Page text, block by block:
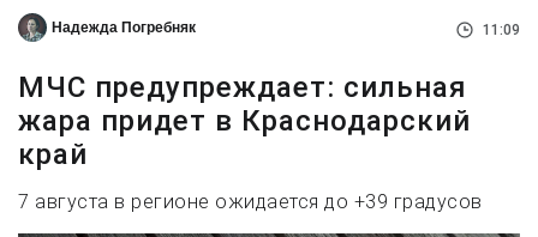
Надежда Погребняк 11:09
МЧС предупреждает: сильная
жара придет в Краснодарский
край
7 августа в регионе ожидается до +39 градусов